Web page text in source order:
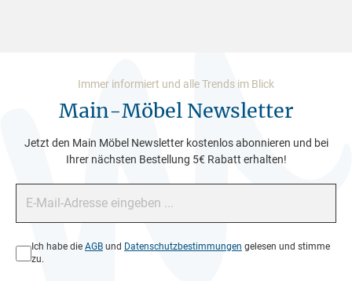
Immer informiert und alle Trends im Blick
Main-Möbel Newsletter
Jetzt den Main Möbel Newsletter kostenlos abonnieren und bei
Ihrer nächsten Bestellung 5€ Rabatt erhalten!
Datenschutz*
Ich habe die AGB und Datenschutzbestimmungen gelesen und stimme
zu.